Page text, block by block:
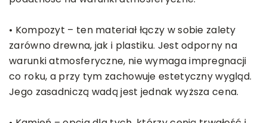
• Kompozyt – ten materiał łączy w sobie zalety
zarówno drewna, jak i plastiku. Jest odporny na
warunki atmosferyczne, nie wymaga impregnacji
co roku, a przy tym zachowuje estetyczny wygląd.
Jego zasadniczą wadą jest jednak wyższa cena.